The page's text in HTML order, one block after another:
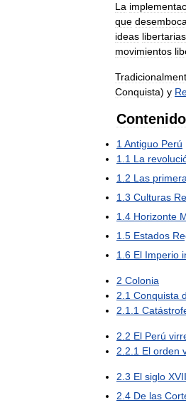
La
que
ideas libertarias
movimientos
Conquista) y
Contenido
1 Antiguo Perú
1 1 La
1 2 Las
1 3 Culturas
1 4 Horizonte
1 5 Estados
1 6 El Imperio
2 Colonia
2 1 Conquista
2 1 1
2 2 El Perú
2 2 1 El orden
2 3 El siglo
2 4 De las